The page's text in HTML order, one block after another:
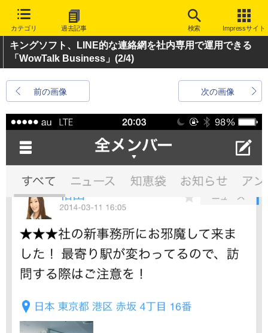
カテゴリ 過去記事 検索 Impressサイト
キングソフト、LINE的な連絡網を社内専用で運用できる
「WowTalk Business」 (2/4)
前の画像 次の画像